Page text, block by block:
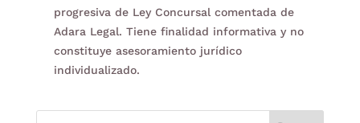
progresiva de Ley Concursal comentada de
Adara Legal. Tiene finalidad informativa y no
constituye asesoramiento jurídico
individualizado.